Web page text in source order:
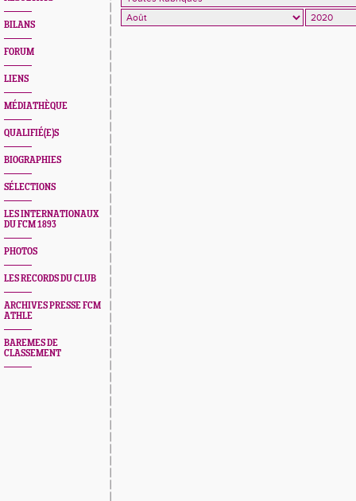
BILANS
FORUM
LIENS
MÉDIATHÈQUE
QUALIFIÉ(E)S
BIOGRAPHIES
SÉLECTIONS
LES INTERNATIONAUX
DU FCM 1893
PHOTOS
LES RECORDS DU CLUB
ARCHIVES PRESSE FCM
ATHLE
BAREMES DE
CLASSEMENT